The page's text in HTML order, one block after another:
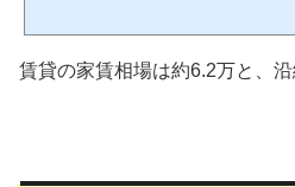
た結果と客観的な数字のデータを合わ
賃貸の家賃相場は約6.2万と、